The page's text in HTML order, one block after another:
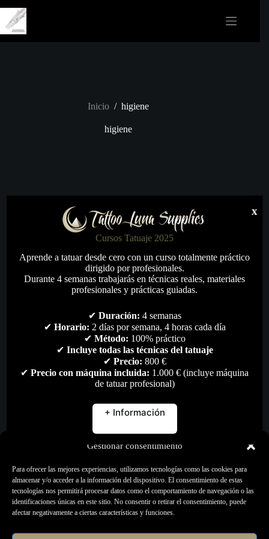
Gestionar consentimiento
Para ofrecer las mejores experiencias, utilizamos tecnologías como las cookies para
almacenar y/o acceder a la información del dispositivo. El consentimiento de estas
tecnologías nos permitirá procesar datos como el comportamiento de navegación o las
identificaciones únicas en este sitio. No consentir o retirar el consentimiento, puede
afectar negativamente a ciertas características y funciones.
contenido
Inicio / higiene
higiene
Dispensador de Jabón
20,00
Mobiliario,Todo
Cursos Tatuaje 2025
Aprende a tatuar desde cero con un curso totalmente práctico
dirigido por profesionales.
Durante 4 semanas trabajarás en técnicas reales, materiales
profesionales y prácticas guiadas.
✔ Duración: 4 semanas
✔ Horario: 2 días por semana, 4 horas cada día
✔ Método: 100% práctico
✔ Incluye todas las técnicas del tatuaje
✔ Precio: 800 €
✔ Precio con máquina incluida: 1.000 € (incluye máquina
de tatuar profesional)
+ Información
x